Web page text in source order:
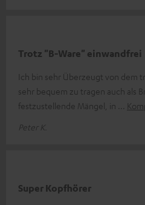
Trotz "B-Ware" einwandfrei
Ich bin sehr Überzeugt von dem
sehr bequem zu tragen auch als
festzustellende Mängel, in
Peter K.
Super Kopfhörer